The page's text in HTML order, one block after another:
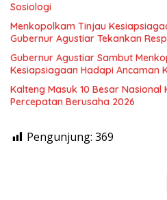
Sosiologi
Menkopolkam Tinjau
Gubernur Agustiar Tekankan
Gubernur Agustiar Sambut
Kesiapsiagaan Hadapi Ancaman
Kalteng Masuk 10 Besar Nasional
Percepatan Berusaha 2026
Pengunjung: 369